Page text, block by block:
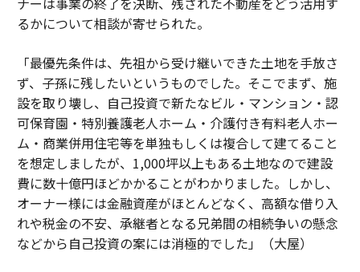
るかについて相談が寄せられた。
「最優先条件は、先祖から受け継いできた土地を手放さ
ず、子孫に残したいというものでした。そこでまず、施
設を取り壊し、自己投資で新たなビル・マンション・認
可保育園・特別養護老人ホーム・介護付き有料老人ホー
ム・商業併用住宅等を単独もしくは複合して建てること
を想定しましたが、1,000坪以上もある土地なので建設
費に数十億円ほどかかることがわかりました。しかし、
オーナー様には金融資産がほとんどなく、高額な借り入
れや税金の不安、承継者となる兄弟間の相続争いの懸念
などから自己投資の案には消極的でした」（大屋）